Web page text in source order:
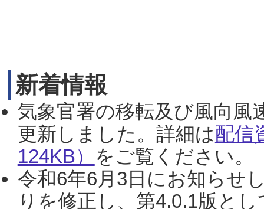
新着情報
気象官署の移転及び風向風
更新しました。詳細は配信
124KB） をご覧ください。
令和6年6月3日にお知らせ
りを修正し、第4.0.1版と